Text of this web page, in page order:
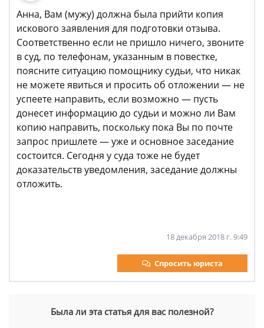
Анна, Вам (мужу) должна была прийти копия
искового заявления для подготовки отзыва.
Соответственно если не пришло ничего, звоните
в суд, по телефонам, указанным в повестке,
поясните ситуацию помощнику судьи, что никак
не можете явиться и просить об отложении — не
успеете направить, если возможно — пусть
донесет информацию до судьи и можно ли Вам
копию направить, поскольку пока Вы по почте
запрос пришлете — уже и основное заседание
состоится. Сегодня у суда тоже не будет
доказательств уведомления, заседание должны
отложить.
18 декабря 2018 г. 9:49
Спросить юриста
Была ли эта статья для вас полезной?